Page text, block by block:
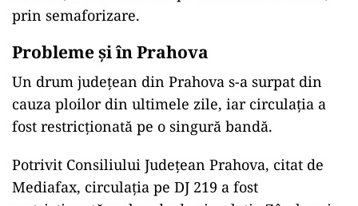
ACTUALITATE
Ploi torențiale în Prahova. Viituri și
gospodării inundate în mai multe
localități din județ
ACTUALITATE
Bușteni, după viiturile devastatoare